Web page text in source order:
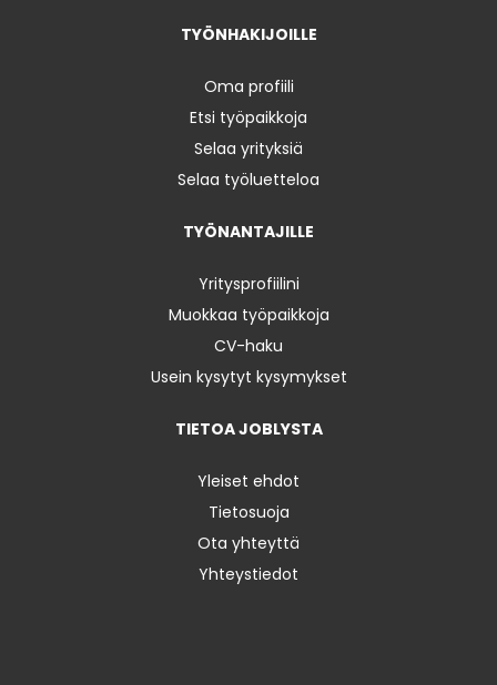
TYÖNHAKIJOILLE
Oma profiili
Etsi työpaikkoja
Selaa yrityksiä
Selaa työluetteloa
TYÖNANTAJILLE
Yritysprofiilini
Muokkaa työpaikkoja
CV-haku
Usein kysytyt kysymykset
TIETOA JOBLYSTA
Yleiset ehdot
Tietosuoja
Ota yhteyttä
Yhteystiedot